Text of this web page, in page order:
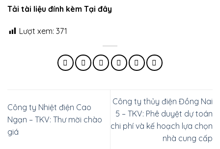
Tải tài liệu đính kèm Tại đây
Lượt xem: 371
Công ty Nhiệt điện Cao
Ngạn – TKV: Thư mời chào
giá
Công ty thủy điện Đồng Nai
5 – TKV: Phê duyệt dự toán
chi phí và kế hoạch lựa chọn
nhà cung cấp